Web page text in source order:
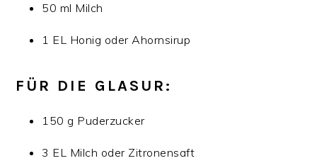
50 ml Milch
1 EL Honig oder Ahornsirup
FÜR DIE GLASUR:
150 g Puderzucker
3 EL Milch oder Zitronensaft